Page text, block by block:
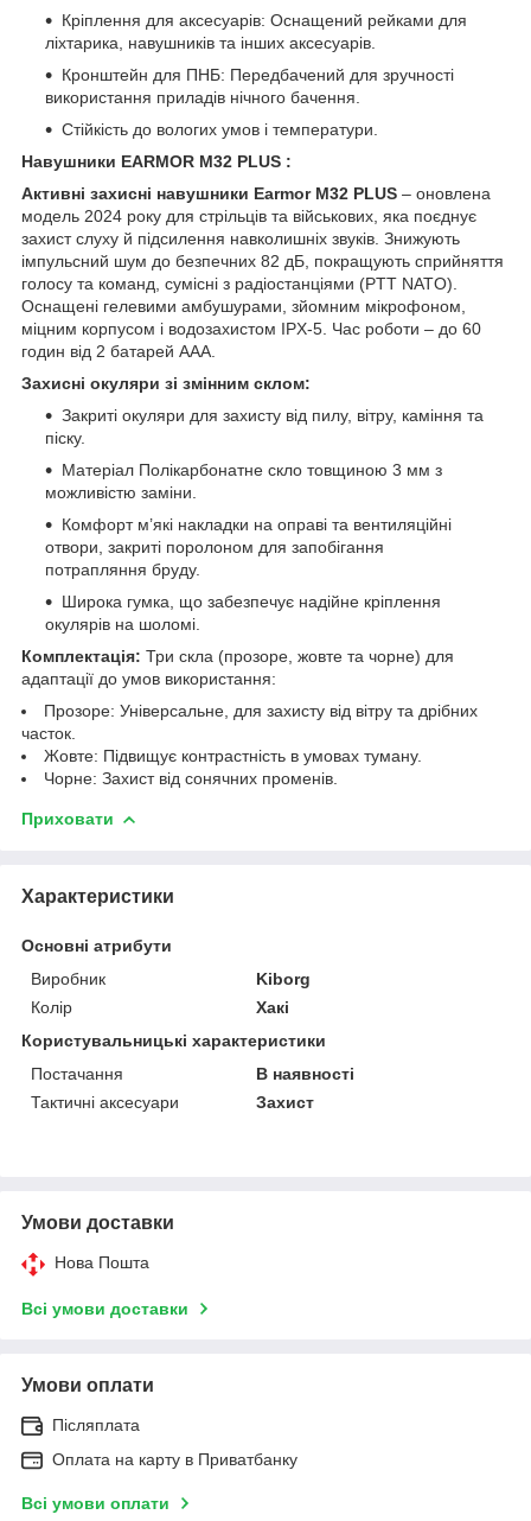
Кріплення для аксесуарів: Оснащений рейками для
ліхтарика, навушників та інших аксесуарів.
Кронштейн для ПНБ: Передбачений для зручності
використання приладів нічного бачення.
Стійкість до вологих умов і температури.
Навушники EARMOR M32 PLUS :
Активні захисні навушники Earmor M32 PLUS – оновлена
модель 2024 року для стрільців та військових, яка поєднує
захист слуху й підсилення навколишніх звуків. Знижують
імпульсний шум до безпечних 82 дБ, покращують сприйняття
голосу та команд, сумісні з радіостанціями (PTT NATO).
Оснащені гелевими амбушурами, зйомним мікрофоном,
міцним корпусом і водозахистом IPX-5. Час роботи – до 60
годин від 2 батарей AAA.
Захисні окуляри зі змінним склом:
Закриті окуляри для захисту від пилу, вітру, каміння та
піску.
Матеріал Полікарбонатне скло товщиною 3 мм з
можливістю заміни.
Комфорт м’які накладки на оправі та вентиляційні
отвори, закриті поролоном для запобігання
потрапляння бруду.
Широка гумка, що забезпечує надійне кріплення
окулярів на шоломі.
Комплектація: Три скла (прозоре, жовте та чорне) для
адаптації до умов використання:
Прозоре: Універсальне, для захисту від вітру та дрібних
часток.
Жовте: Підвищує контрастність в умовах туману.
Чорне: Захист від сонячних променів.
Приховати
Характеристики
Основні атрибути
Виробник
Kiborg
Колір
Хакі
Користувальницькі характеристики
Постачання
В наявності
Тактичні аксесуари
Захист
Умови доставки
Нова Пошта
Всі умови доставки
Умови оплати
Післяплата
Оплата на карту в Приватбанку
Всі умови оплати